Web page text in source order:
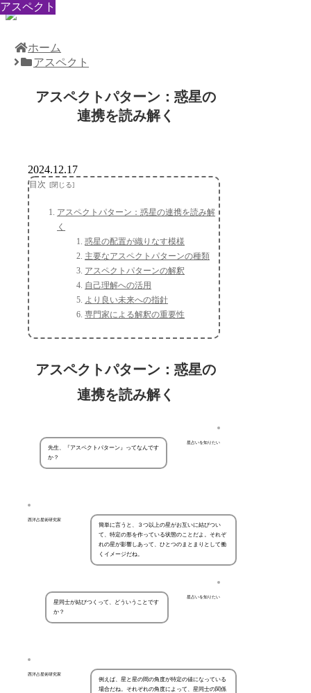
ホーム
アスペクト
アスペクトパターン：惑星の
連携を読み解く
アスペクト
2024.12.17
目次
アスペクトパターン：惑星の連携を読み解
く
惑星の配置が織りなす模様
主要なアスペクトパターンの種類
アスペクトパターンの解釈
自己理解への活用
より良い未来への指針
専門家による解釈の重要性
アスペクトパターン：惑星の
連携を読み解く
星占いを知りたい
先生、『アスペクトパターン』ってなんです
か？
西洋占星術研究家
簡単に言うと、３つ以上の星がお互いに結びつい
て、特定の形を作っている状態のことだよ。それぞ
れの星が影響しあって、ひとつのまとまりとして働
くイメージだね。
星占いを知りたい
星同士が結びつくって、どういうことです
か？
西洋占星術研究家
例えば、星と星の間の角度が特定の値になっている
場合だね。それぞれの角度によって、星同士の関係
アスペクト
アスペクト
アスペクト
アスペクト
アスペクト
アスペクト
アスペクト
アスペクト